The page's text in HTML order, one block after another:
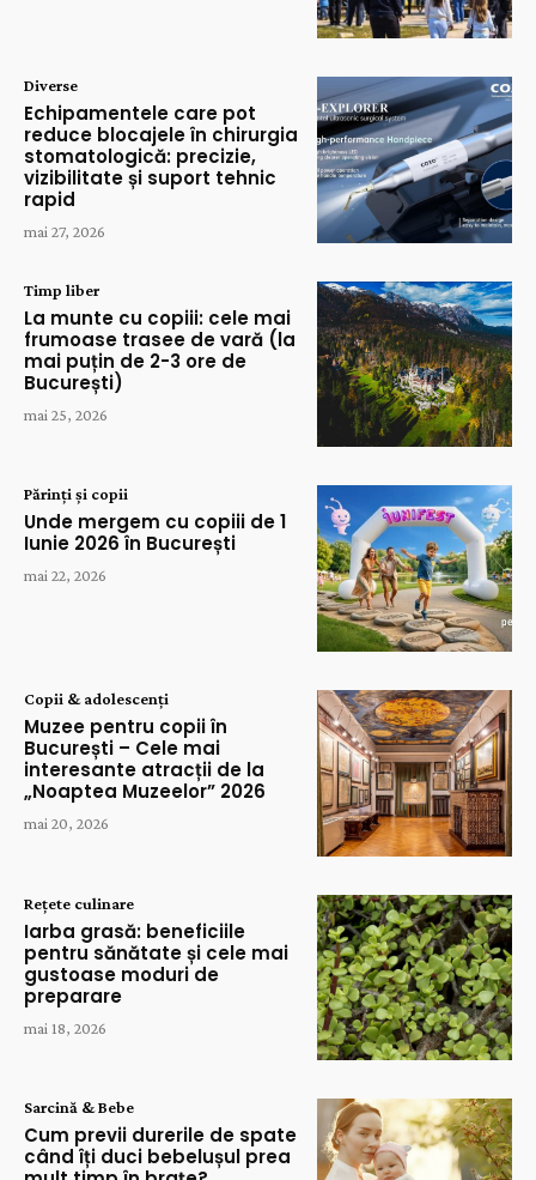
Diverse
Echipamentele care pot
reduce blocajele în chirurgia
stomatologică: precizie,
vizibilitate și suport tehnic
rapid
mai 27, 2026
Timp liber
La munte cu copiii: cele mai
frumoase trasee de vară (la
mai puțin de 2-3 ore de
București)
mai 25, 2026
Părinți și copii
Unde mergem cu copiii de 1
Iunie 2026 în București
mai 22, 2026
Copii & adolescenți
Muzee pentru copii în
București – Cele mai
interesante atracții de la
„Noaptea Muzeelor” 2026
mai 20, 2026
Rețete culinare
Iarba grasă: beneficiile
pentru sănătate și cele mai
gustoase moduri de
preparare
mai 18, 2026
Sarcină & Bebe
Cum previi durerile de spate
când îți duci bebelușul prea